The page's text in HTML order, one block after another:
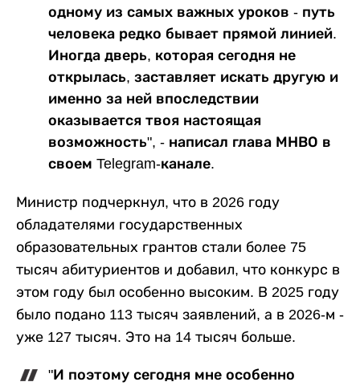
одному из самых важных уроков - путь
человека редко бывает прямой линией.
Иногда дверь, которая сегодня не
открылась, заставляет искать другую и
именно за ней впоследствии
оказывается твоя настоящая
возможность", - написал глава МНВО в
своем Telegram-канале.
Министр подчеркнул, что в 2026 году
обладателями государственных
образовательных грантов стали более 75
тысяч абитуриентов и добавил, что конкурс в
этом году был особенно высоким. В 2025 году
было подано 113 тысяч заявлений, а в 2026-м -
уже 127 тысяч. Это на 14 тысяч больше.
"И поэтому сегодня мне особенно